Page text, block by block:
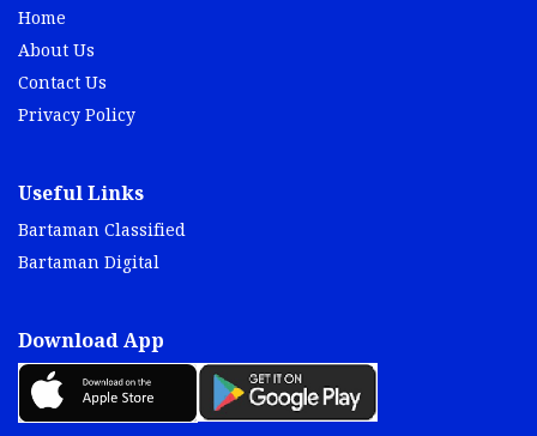
Home
About Us
Contact Us
Privacy Policy
Useful Links
Bartaman Classified
Bartaman Digital
Download App